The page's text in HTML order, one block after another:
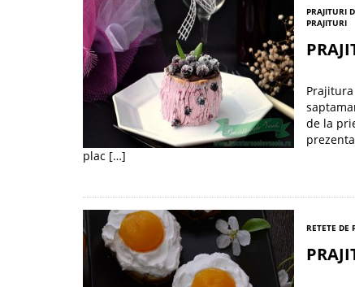
PRAJITURI
PRAJITURI
de la
plac […]
RETETE DE